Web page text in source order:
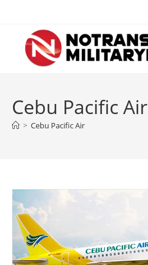
content
Cebu Pacific Air
> Cebu Pacific Air